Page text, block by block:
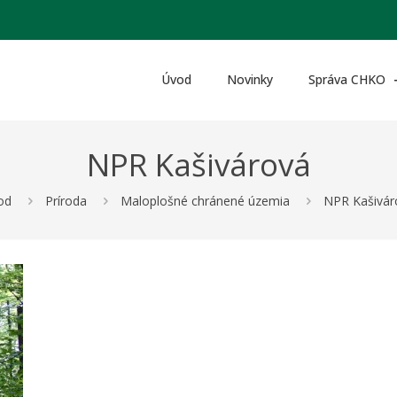
Úvod Novinky Správa CHKO
NPR Kašivárová
Príroda Maloplošné chránené územia NPR